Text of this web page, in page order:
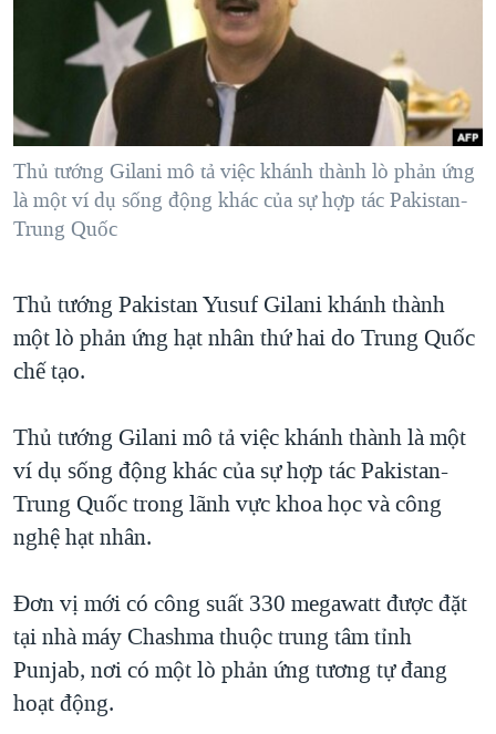
NGƯỜI VIỆT HẢI NGOẠI
ĐỜI SỐNG
KINH TẾ
KHOA HỌC
SỨC KHOẺ
VĂN HOÁ
GIÁO DỤC
HÀNH TRÌNH BẦU CỬ 2024
MỘT NĂM CHIẾN TRANH TẠI DẢI GAZA
GIẢI MÃ VÀNH ĐAI & CON ĐƯỜNG
NGÀY TỊ NẠN THẾ GIỚI
TRỊNH VĨNH BÌNH - NGƯỜI HẠ 'BÊN THẮNG CUỘC'
GROUND ZERO – XƯA VÀ NAY
THƯỢNG ĐỈNH TRUMP-KIM TẠI VIỆT NAM
NGƯ DÂN VIỆT VÀ LÀN SÓNG TRỘM HẢI SÂM
BÊN KIA QUỐC LỘ: TIẾNG VỌNG TỪ NÔNG THÔN MỸ
NGHE
MẠNG XÃ HỘI
Ngôn ngữ khác
Thủ tướng Gilani mô tả việc khánh thành lò phản ứng
là một ví dụ sống động khác của sự hợp tác Pakistan-
Trung Quốc
Thủ tướng Pakistan Yusuf Gilani khánh thành
một lò phản ứng hạt nhân thứ hai do Trung Quốc
chế tạo.
Thủ tướng Gilani mô tả việc khánh thành là một
ví dụ sống động khác của sự hợp tác Pakistan-
Trung Quốc trong lãnh vực khoa học và công
nghệ hạt nhân.
Đơn vị mới có công suất 330 megawatt được đặt
tại nhà máy Chashma thuộc trung tâm tỉnh
Punjab, nơi có một lò phản ứng tương tự đang
hoạt động.